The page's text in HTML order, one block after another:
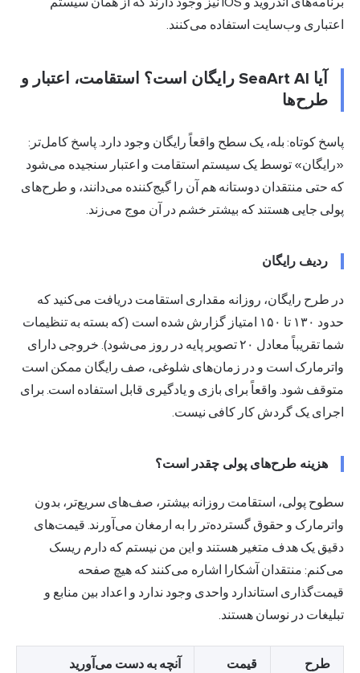
اعتباری وب‌سایت استفاده می‌کنند.
آیا SeaArt AI رایگان است؟ استقامت، اعتبار و
طرح‌ها
پاسخ کوتاه: بله، یک سطح واقعاً رایگان وجود دارد. پاسخ کامل‌تر:
«رایگان» توسط یک سیستم استقامت و اعتبار سنجیده می‌شود
که حتی منتقدان دوستانه هم آن را گیج‌کننده می‌دانند، و طرح‌های
پولی جایی هستند که بیشتر خشم در آن موج می‌زند.
ردیف رایگان
در طرح رایگان، روزانه مقداری استقامت دریافت می‌کنید که
حدود ۱۳۰ تا ۱۵۰ امتیاز گزارش شده است (که بسته به تنظیمات
شما تقریباً معادل ۲۰ تصویر پایه در روز می‌شود). خروجی دارای
واترمارک است و در زمان‌های شلوغی، صف رایگان ممکن است
متوقف شود. واقعاً برای بازی و یادگیری قابل استفاده است. برای
اجرای یک گردش کار کافی نیست.
هزینه طرح‌های پولی چقدر است؟
سطوح پولی، استقامت روزانه بیشتر، صف‌های سریع‌تر، بدون
واترمارک و حقوق گسترده‌تر را به ارمغان می‌آورند. قیمت‌های
دقیق یک هدف متغیر هستند و این من نیستم که دارم ریسک
می‌کنم: منتقدان آشکارا اشاره می‌کنند که هیچ صفحه
قیمت‌گذاری استاندارد واحدی وجود ندارد و اعداد بین منابع و
تبلیغات در نوسان هستند.
طرح
قیمت
آنچه به دست می‌آورید